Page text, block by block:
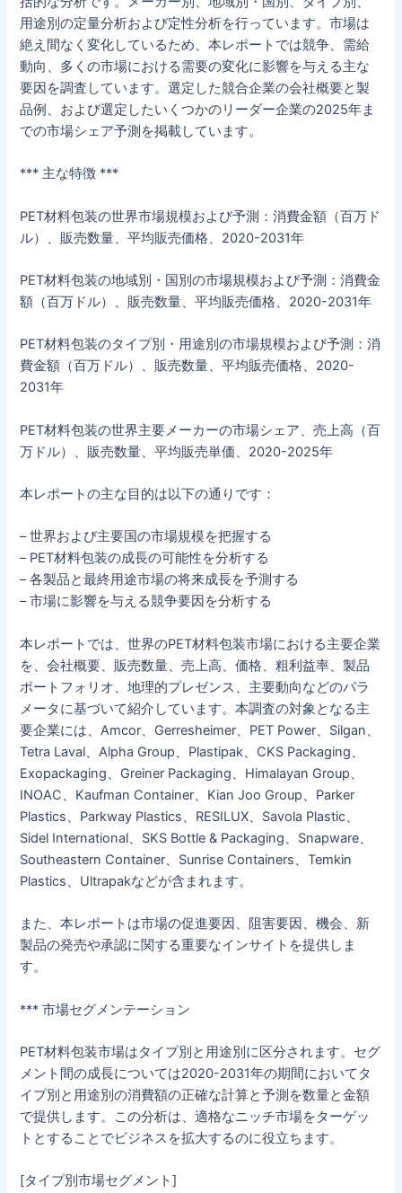
用途別の定量分析および定性分析を行っています。市場は
絶え間なく変化しているため、本レポートでは競争、需給
動向、多くの市場における需要の変化に影響を与える主な
要因を調査しています。選定した競合企業の会社概要と製
品例、および選定したいくつかのリーダー企業の2025年ま
での市場シェア予測を掲載しています。
*** 主な特徴 ***
PET材料包装の世界市場規模および予測：消費金額（百万ド
ル）、販売数量、平均販売価格、2020-2031年
PET材料包装の地域別・国別の市場規模および予測：消費金
額（百万ドル）、販売数量、平均販売価格、2020-2031年
PET材料包装のタイプ別・用途別の市場規模および予測：消
費金額（百万ドル）、販売数量、平均販売価格、2020-
2031年
PET材料包装の世界主要メーカーの市場シェア、売上高（百
万ドル）、販売数量、平均販売単価、2020-2025年
本レポートの主な目的は以下の通りです：
– 世界および主要国の市場規模を把握する
– PET材料包装の成長の可能性を分析する
– 各製品と最終用途市場の将来成長を予測する
– 市場に影響を与える競争要因を分析する
本レポートでは、世界のPET材料包装市場における主要企業
を、会社概要、販売数量、売上高、価格、粗利益率、製品
ポートフォリオ、地理的プレゼンス、主要動向などのパラ
メータに基づいて紹介しています。本調査の対象となる主
要企業には、Amcor、Gerresheimer、PET Power、Silgan、
Tetra Laval、Alpha Group、Plastipak、CKS Packaging、
Exopackaging、Greiner Packaging、Himalayan Group、
INOAC、Kaufman Container、Kian Joo Group、Parker
Plastics、Parkway Plastics、RESILUX、Savola Plastic、
Sidel International、SKS Bottle & Packaging、Snapware、
Southeastern Container、Sunrise Containers、Temkin
Plastics、Ultrapakなどが含まれます。
また、本レポートは市場の促進要因、阻害要因、機会、新
製品の発売や承認に関する重要なインサイトを提供しま
す。
*** 市場セグメンテーション
PET材料包装市場はタイプ別と用途別に区分されます。セグ
メント間の成長については2020-2031年の期間においてタ
イプ別と用途別の消費額の正確な計算と予測を数量と金額
で提供します。この分析は、適格なニッチ市場をターゲッ
トとすることでビジネスを拡大するのに役立ちます。
[タイプ別市場セグメント]